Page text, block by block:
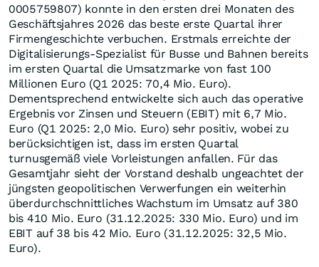
0005759807) konnte in den ersten drei Monaten des
Geschäftsjahres 2026 das beste erste Quartal ihrer
Firmengeschichte verbuchen. Erstmals erreichte der
Digitalisierungs-Spezialist für Busse und Bahnen bereits
im ersten Quartal die Umsatzmarke von fast 100
Millionen Euro (Q1 2025: 70,4 Mio. Euro).
Dementsprechend entwickelte sich auch das operative
Ergebnis vor Zinsen und Steuern (EBIT) mit 6,7 Mio.
Euro (Q1 2025: 2,0 Mio. Euro) sehr positiv, wobei zu
berücksichtigen ist, dass im ersten Quartal
turnusgemäß viele Vorleistungen anfallen. Für das
Gesamtjahr sieht der Vorstand deshalb ungeachtet der
jüngsten geopolitischen Verwerfungen ein weiterhin
überdurchschnittliches Wachstum im Umsatz auf 380
bis 410 Mio. Euro (31.12.2025: 330 Mio. Euro) und im
EBIT auf 38 bis 42 Mio. Euro (31.12.2025: 32,5 Mio.
Euro).